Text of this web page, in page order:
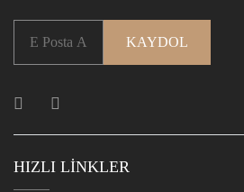
HIZLI LINKLER